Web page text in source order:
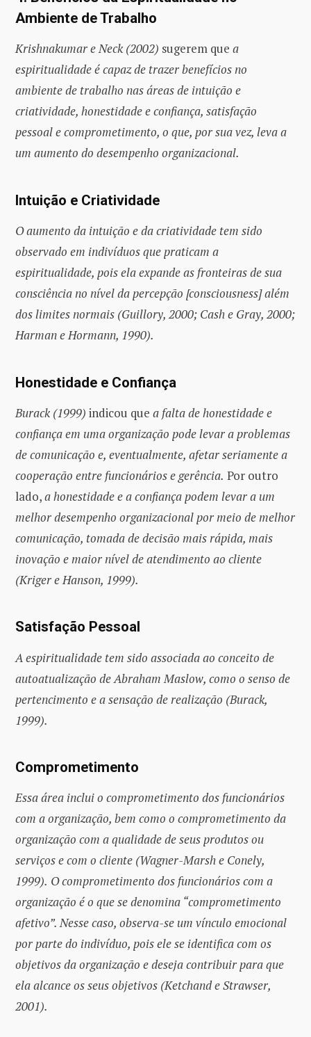
Ambiente de Trabalho
Krishnakumar e Neck (2002) sugerem que a
espiritualidade é capaz de trazer benefícios no
ambiente de trabalho nas áreas de intuição e
criatividade, honestidade e confiança, satisfação
pessoal e comprometimento, o que, por sua vez, leva a
um aumento do desempenho organizacional.
Intuição e Criatividade
O aumento da intuição e da criatividade tem sido
observado em indivíduos que praticam a
espiritualidade, pois ela expande as fronteiras de sua
consciência no nível da percepção [consciousness] além
dos limites normais (Guillory, 2000; Cash e Gray, 2000;
Harman e Hormann, 1990).
Honestidade e Confiança
Burack (1999) indicou que a falta de honestidade e
confiança em uma organização pode levar a problemas
de comunicação e, eventualmente, afetar seriamente a
cooperação entre funcionários e gerência. Por outro
lado,a honestidade e a confiança podem levar a um
melhor desempenho organizacional por meio de melhor
comunicação, tomada de decisão mais rápida, mais
inovação e maior nível de atendimento ao cliente
(Kriger e Hanson, 1999).
Satisfação Pessoal
A espiritualidade tem sido associada ao conceito de
autoatualização de Abraham Maslow, como o senso de
pertencimento e a sensação de realização (Burack,
1999).
Comprometimento
Essa área inclui o comprometimento dos funcionários
com a organização, bem como o comprometimento da
organização com a qualidade de seus produtos ou
serviços e com o cliente (Wagner-Marsh e Conely,
1999). O comprometimento dos funcionários com a
organização é o que se denomina “comprometimento
afetivo”. Nesse caso, observa-se um vínculo emocional
por parte do indivíduo, pois ele se identifica com os
objetivos da organização e deseja contribuir para que
ela alcance os seus objetivos (Ketchand e Strawser,
2001).